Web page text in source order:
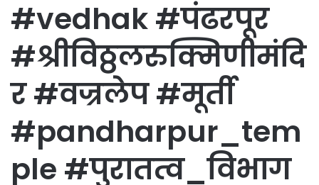
#vedhak #पंढरपूर
#श्रीविठ्ठलरुक्मिणीमंदि
र #वज्रलेप #मूर्ती
#pandharpur_tem
ple #पुरातत्व_विभाग